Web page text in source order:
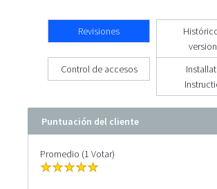
Revisiones
Control de accesos
Puntuación del cliente
Promedio (1 Votar)